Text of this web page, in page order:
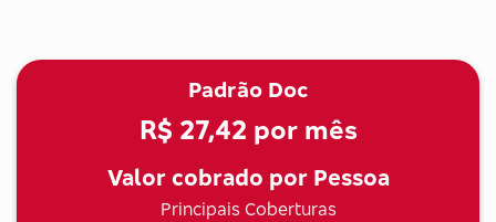
Padrão Doc
R$ 27,42 por mês
Valor cobrado por Pessoa
Principais Coberturas